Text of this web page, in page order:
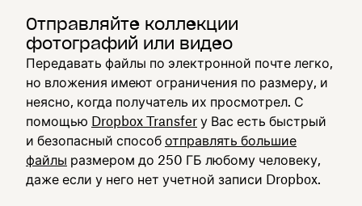
Отправляйте коллекции
фотографий или видео
Передавать файлы по электронной почте легко,
но вложения имеют ограничения по размеру, и
неясно, когда получатель их просмотрел. С
помощью Dropbox Transfer у Вас есть быстрый
и безопасный способ отправлять большие
файлы размером до 250 ГБ любому человеку,
даже если у него нет учетной записи Dropbox.